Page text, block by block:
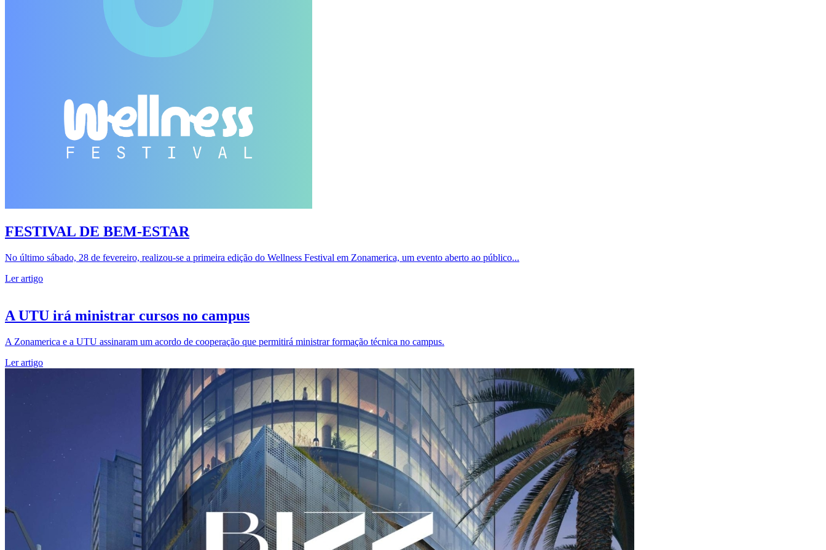
FESTIVAL DE BEM-ESTAR
No último sábado, 28 de fevereiro, realizou-se a primeira edição do Wellness Festival em Zonamerica, um evento aberto ao público...
Ler artigo
A UTU irá ministrar cursos no campus
A Zonamerica e a UTU assinaram um acordo de cooperação que permitirá ministrar formação técnica no campus.
Ler artigo